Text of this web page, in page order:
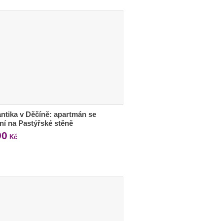
v Děčíně: apartmán se
na Pastýřské stěně
Kč